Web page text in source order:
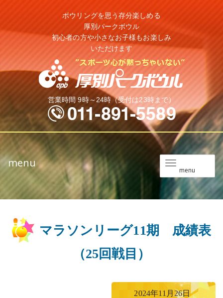
ボウリングを思う存分楽しめる
厚別パークボウル
初心者の方や小さなお子様もお楽しみ
いただけます
営業時間 9時～24時（受付は23時まで）
ニ
ュ
ー
menu
menu
マラソンリーグ11期 成績表
（25回戦目）
2024年11月26日